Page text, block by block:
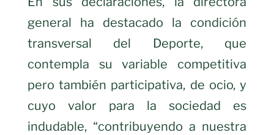
general ha destacado la condición
transversal del Deporte, que
contempla su variable competitiva
pero también participativa, de ocio, y
cuyo valor para la sociedad es
indudable, “contribuyendo a nuestra